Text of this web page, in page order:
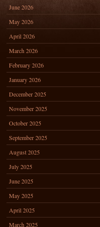
June 2026
May 2026
April 2026
March 2026
February 2026
January 2026
December 2025
November 2025
October 2025
September 2025
August 2025
July 2025
June 2025
May 2025
April 2025
March 2025